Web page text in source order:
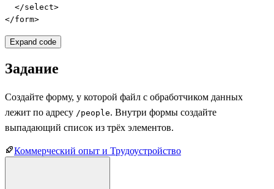
  </select>
</form>
Expand code
Задание
Создайте форму, у которой файл с обработчиком данных
лежит по адресу /people. Внутри формы создайте
выпадающий список из трёх элементов.
Коммерческий опыт и Трудоустройство